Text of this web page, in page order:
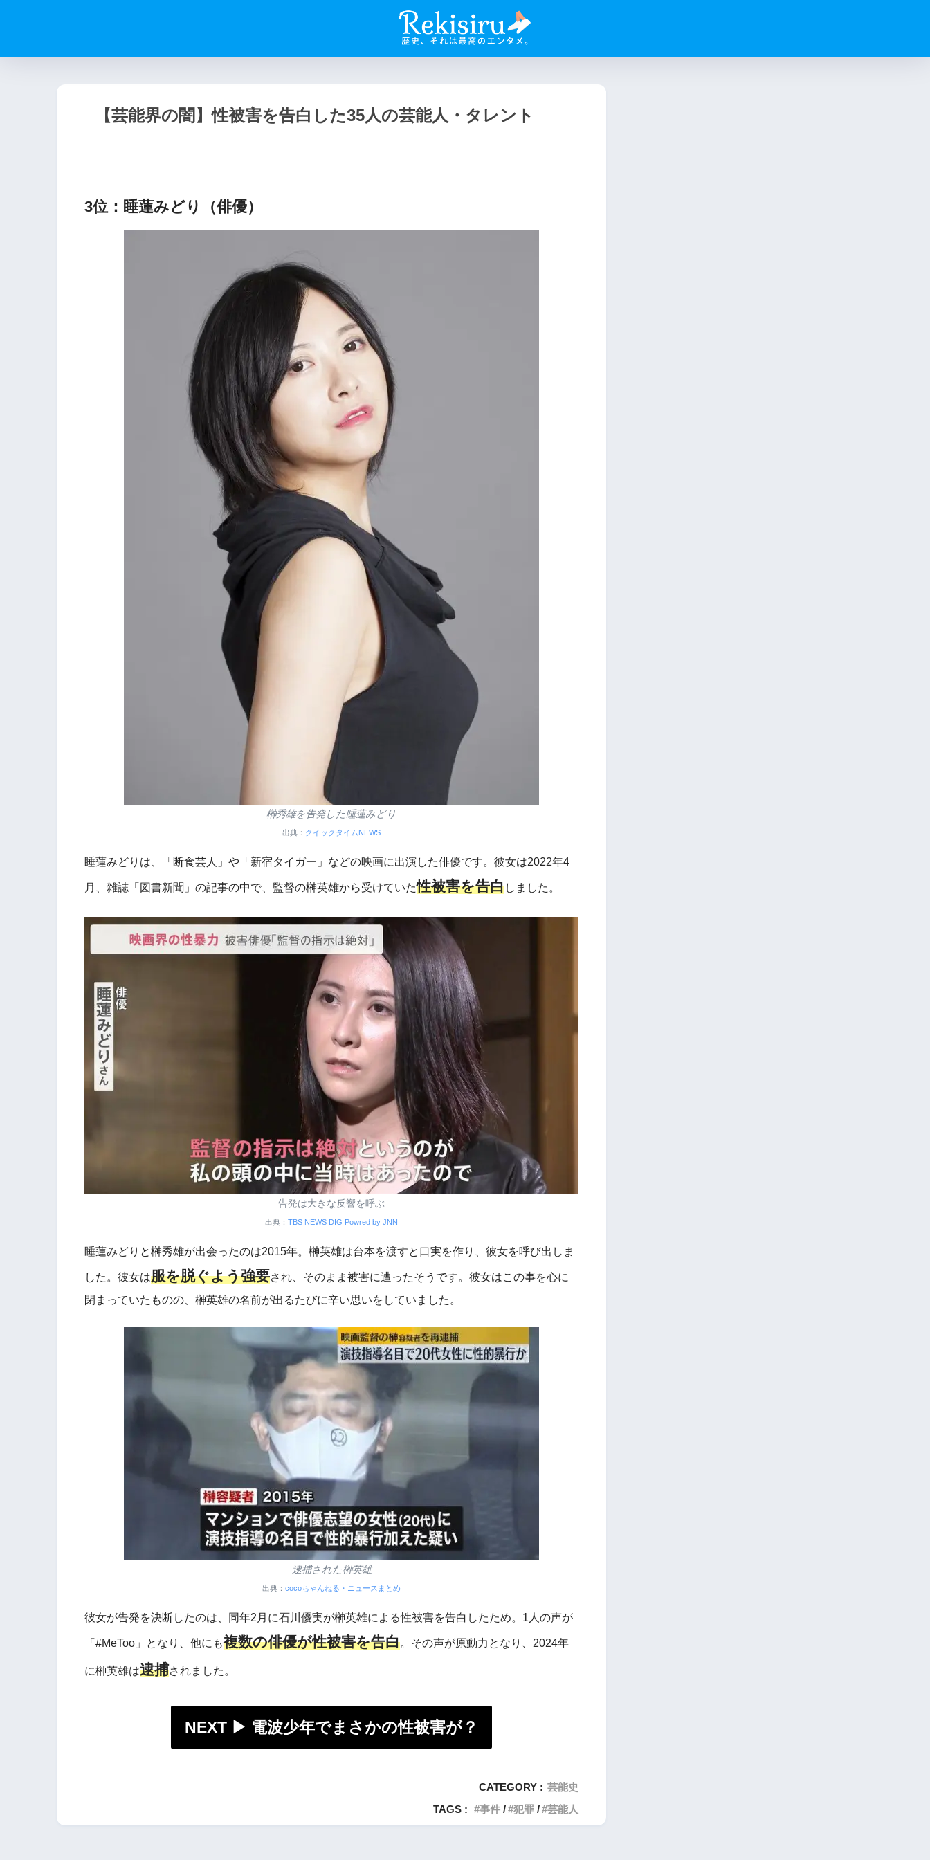
【芸能界の闇】性被害を告白した35人の芸能人・タレント
3位：睡蓮みどり（俳優）
榊秀雄を告発した睡蓮みどり
出典： クイックタイムNEWS
睡蓮みどりは、「断食芸人」や「新宿タイガー」などの映画に出演した俳優です。彼女は2022年4
月、雑誌「図書新聞」の記事の中で、監督の榊英雄から受けていた性被害を告白しました。
告発は大きな反響を呼ぶ
出典： TBS NEWS DIG Powred by JNN
睡蓮みどりと榊秀雄が出会ったのは2015年。榊英雄は台本を渡すと口実を作り、彼女を呼び出しま
した。彼女は服を脱ぐよう強要され、そのまま被害に遭ったそうです。彼女はこの事を心に
閉まっていたものの、榊英雄の名前が出るたびに辛い思いをしていました。
逮捕された榊英雄
出典： cocoちゃんねる・ニュースまとめ
彼女が告発を決断したのは、同年2月に石川優実が榊英雄による性被害を告白したため。1人の声が
「#MeToo」となり、他にも複数の俳優が性被害を告白。その声が原動力となり、2024年
に榊英雄は逮捕されました。
NEXT ▶︎ 電波少年でまさかの性被害が？
CATEGORY : 芸能史
TAGS :
事件 犯罪 芸能人